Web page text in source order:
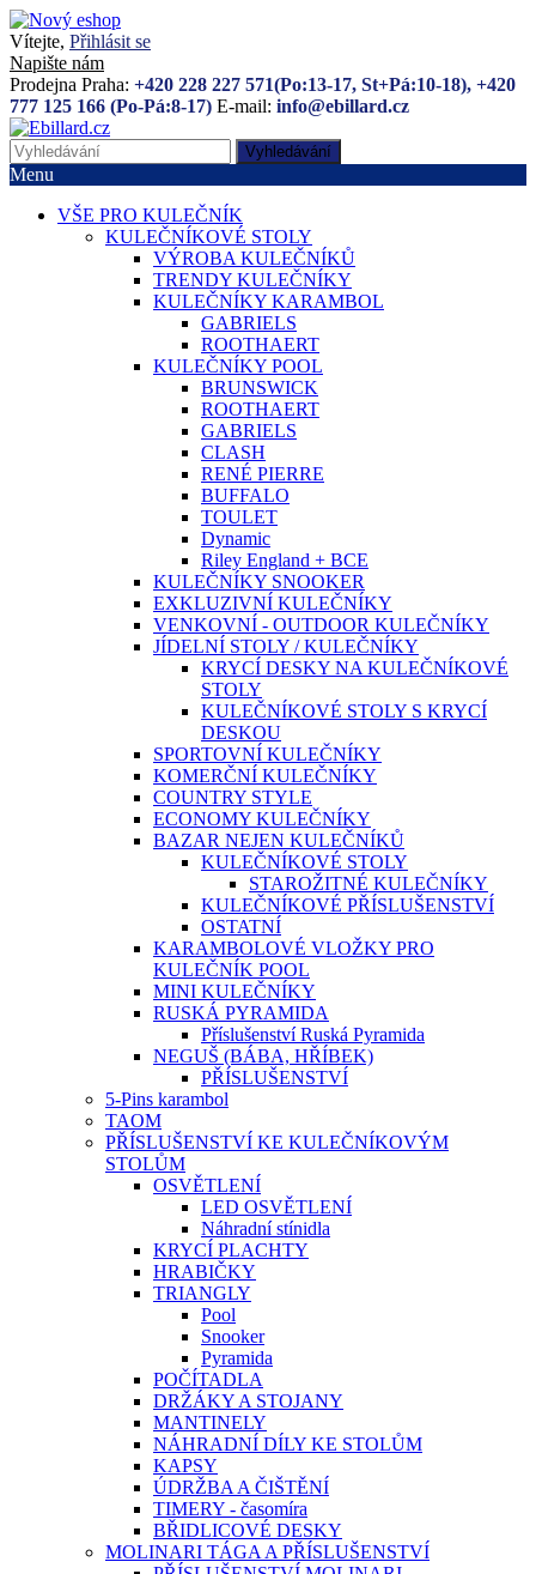
Vítejte, Přihlásit se
Napište nám
Prodejna Praha: +420 228 227 571(Po:13-17, St+Pá:10-18), +420
777 125 166 (Po-Pá:8-17) E-mail: info@ebillard.cz
Vyhledávání
Menu
VŠE PRO KULEČNÍK
KULEČNÍKOVÉ STOLY
VÝROBA KULEČNÍKŮ
TRENDY KULEČNÍKY
KULEČNÍKY KARAMBOL
GABRIELS
ROOTHAERT
KULEČNÍKY POOL
BRUNSWICK
ROOTHAERT
GABRIELS
CLASH
RENÉ PIERRE
BUFFALO
TOULET
Dynamic
Riley England + BCE
KULEČNÍKY SNOOKER
EXKLUZIVNÍ KULEČNÍKY
VENKOVNÍ - OUTDOOR KULEČNÍKY
JÍDELNÍ STOLY / KULEČNÍKY
KRYCÍ DESKY NA KULEČNÍKOVÉ
STOLY
KULEČNÍKOVÉ STOLY S KRYCÍ
DESKOU
SPORTOVNÍ KULEČNÍKY
KOMERČNÍ KULEČNÍKY
COUNTRY STYLE
ECONOMY KULEČNÍKY
BAZAR NEJEN KULEČNÍKŮ
KULEČNÍKOVÉ STOLY
STAROŽITNÉ KULEČNÍKY
KULEČNÍKOVÉ PŘÍSLUŠENSTVÍ
OSTATNÍ
KARAMBOLOVÉ VLOŽKY PRO
KULEČNÍK POOL
MINI KULEČNÍKY
RUSKÁ PYRAMIDA
Příslušenství Ruská Pyramida
NEGUŠ (BÁBA, HŘÍBEK)
PŘÍSLUŠENSTVÍ
5-Pins karambol
TAOM
PŘÍSLUŠENSTVÍ KE KULEČNÍKOVÝM
STOLŮM
OSVĚTLENÍ
LED OSVĚTLENÍ
Náhradní stínidla
KRYCÍ PLACHTY
HRABIČKY
TRIANGLY
Pool
Snooker
Pyramida
POČÍTADLA
DRŽÁKY A STOJANY
MANTINELY
NÁHRADNÍ DÍLY KE STOLŮM
KAPSY
ÚDRŽBA A ČIŠTĚNÍ
TIMERY - časomíra
BŘIDLICOVÉ DESKY
MOLINARI TÁGA A PŘÍSLUŠENSTVÍ